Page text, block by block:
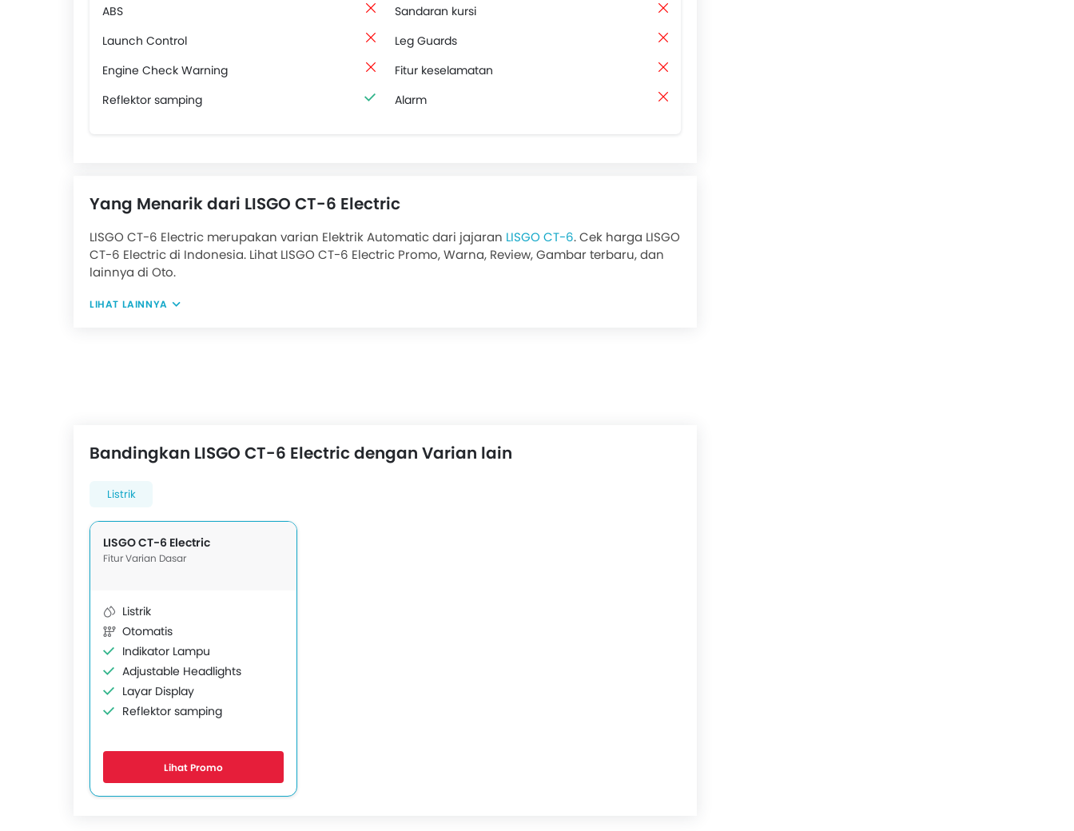
ABS
Sandaran kursi
Launch Control
Leg Guards
Engine Check Warning
Fitur keselamatan
Reflektor samping
Alarm
Yang Menarik dari LISGO CT-6 Electric
LISGO CT-6 Electric merupakan varian Elektrik Automatic dari jajaran LISGO CT-6. Cek harga LISGO
CT-6 Electric di Indonesia. Lihat LISGO CT-6 Electric Promo, Warna, Review, Gambar terbaru, dan
lainnya di Oto.
LIHAT LAINNYA
Bandingkan LISGO CT-6 Electric dengan Varian lain
Listrik
LISGO CT-6 Electric
Fitur Varian Dasar
Listrik
Otomatis
Indikator Lampu
Adjustable Headlights
Layar Display
Reflektor samping
Lihat Promo